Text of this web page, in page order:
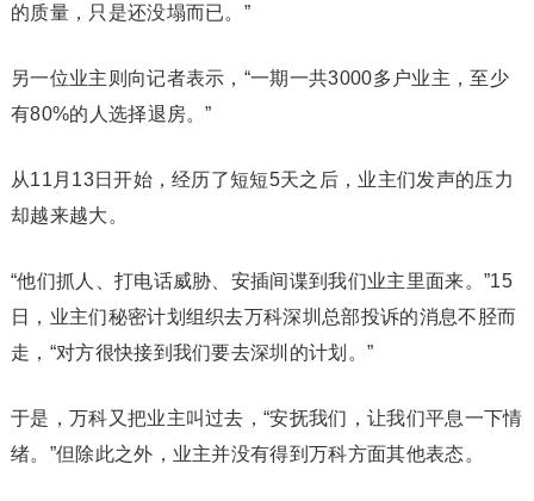
的质量，只是还没塌而已。”
另一位业主则向记者表示，“一期一共3000多户业主，至少
有80%的人选择退房。”
从11月13日开始，经历了短短5天之后，业主们发声的压力
却越来越大。
“他们抓人、打电话威胁、安插间谍到我们业主里面来。”15
日，业主们秘密计划组织去万科深圳总部投诉的消息不胫而
走，“对方很快接到我们要去深圳的计划。”
于是，万科又把业主叫过去，“安抚我们，让我们平息一下情
绪。”但除此之外，业主并没有得到万科方面其他表态。